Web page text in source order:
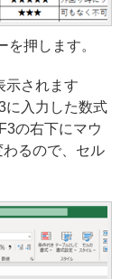
押します。
されます
に入力した数式
の右下にマウ
るので、セル